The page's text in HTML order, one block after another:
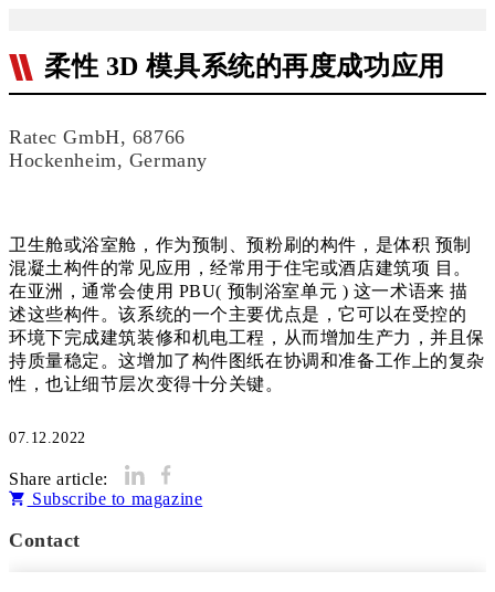
柔性 3D 模具系统的再度成功应用
Ratec GmbH, 68766
Hockenheim, Germany
卫生舱或浴室舱，作为预制、预粉刷的构件，是体积 预制
混凝土构件的常见应用，经常用于住宅或酒店建筑项 目。
在亚洲，通常会使用 PBU( 预制浴室单元 ) 这一术语来 描
述这些构件。该系统的一个主要优点是，它可以在受控的
环境下完成建筑装修和机电工程，从而增加生产力，并且保
持质量稳定。这增加了构件图纸在协调和准备工作上的复杂
性，也让细节层次变得十分关键。
07.12.2022
Share article:
Subscribe to magazine
Contact